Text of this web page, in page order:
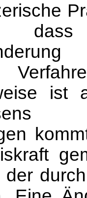
dass
ist
der